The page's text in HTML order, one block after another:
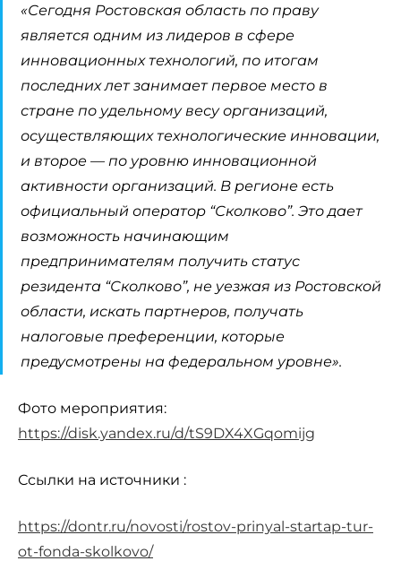
«Сегодня Ростовская область по праву
является одним из лидеров в сфере
инновационных технологий, по итогам
последних лет занимает первое место в
стране по удельному весу организаций,
осуществляющих технологические инновации,
и второе — по уровню инновационной
активности организаций. В регионе есть
официальный оператор “Сколково”. Это дает
возможность начинающим
предпринимателям получить статус
резидента “Сколково”, не уезжая из Ростовской
области, искать партнеров, получать
налоговые преференции, которые
предусмотрены на федеральном уровне».
Фото мероприятия:
https://disk.yandex.ru/d/tS9DX4XGqomijg
Ссылки на источники :
https://dontr.ru/novosti/rostov-prinyal-startap-tur-
ot-fonda-skolkovo/